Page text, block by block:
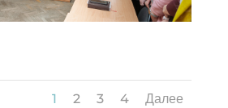
1 2 3 4 Далее